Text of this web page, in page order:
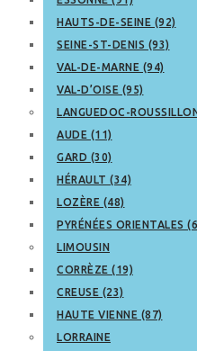
HAUTS-DE-SEINE (92)
SEINE-ST-DENIS (93)
VAL-DE-MARNE (94)
VAL-D’OISE (95)
LANGUEDOC-
AUDE (11)
GARD (30)
HÉRAULT (34)
LOZÈRE (48)
PYRÉNÉES ORIENTALES
LIMOUSIN
CORRÈZE (19)
CREUSE (23)
HAUTE VIENNE (87)
LORRAINE